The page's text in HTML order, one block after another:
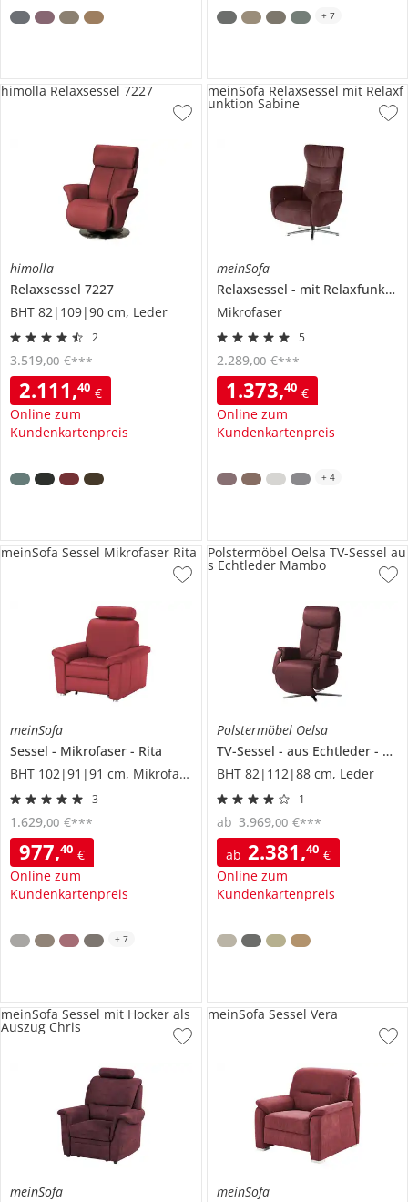
+ 7
himolla
Relaxsessel 7227
BHT 82|109|90 cm, Leder
2
2.111,40 €
Online zum
Kundenkartenpreis
3.519,00 €***
himolla Relaxsessel 7227
meinSofa
Relaxsessel
mit Relaxfunktion
Mikrofaser
5
1.373,40 €
Online zum
Kundenkartenpreis
2.289,00 €***
meinSofa Relaxsessel mit Relaxf
unktion Sabine
+ 4
meinSofa
Sessel
Mikrofaser
Rita
BHT 102|91|91 cm, Mikrofaser
3
977,40 €
Online zum
Kundenkartenpreis
1.629,00 €***
meinSofa Sessel Mikrofaser Rita
+ 7
Polstermöbel Oelsa
TV-Sessel
aus Echtleder
BHT 82|112|88 cm, Leder
1
ab 2.381,40 €
Online zum
Kundenkartenpreis
ab 3.969,00 €***
Polstermöbel Oelsa TV-Sessel au
s Echtleder Mambo
meinSofa
meinSofa Sessel mit Hocker als
Auszug Chris
meinSofa
meinSofa Sessel Vera